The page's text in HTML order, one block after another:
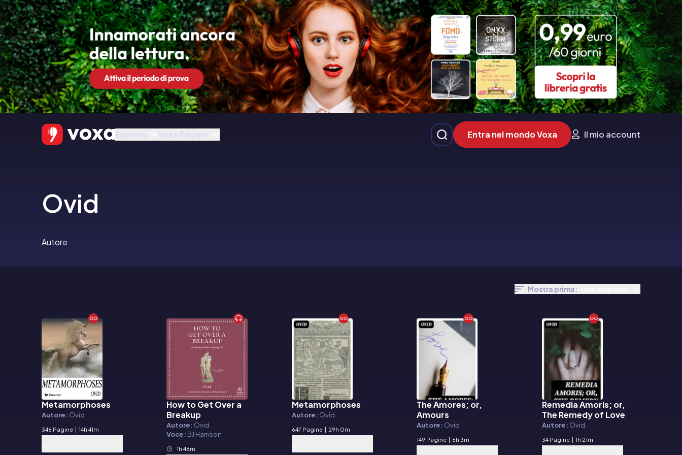
Esplora Voxa Regalo Entra nel mondo Voxa Il mio account
Ovid
Autore
Mostra prima:
E-book
Metamorphoses
Autore: Ovid
346 Pagine | 14h 41m
Audiolibro
How to Get Over a
Breakup
Autore: Ovid
Voce: BJ Harrison
1h 46m
E-book
Metamorphoses
Autore: Ovid
647 Pagine | 29h 0m
E-book
The Amores; or,
Amours
Autore: Ovid
149 Pagine | 6h 3m
E-book
Remedia Amoris; or,
The Remedy of Love
Autore: Ovid
34 Pagine | 1h 21m